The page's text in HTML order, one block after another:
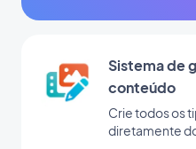
Sistema de
conteúdo
Crie todos os
diretamente